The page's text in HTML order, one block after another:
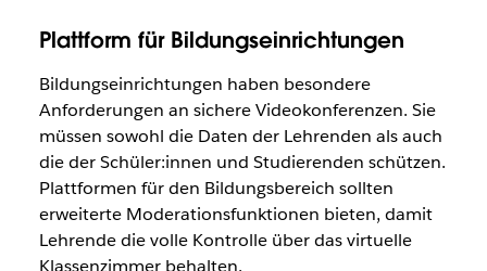
Plattform für Bildungseinrichtungen
Bildungseinrichtungen haben besondere
Anforderungen an sichere Videokonferenzen. Sie
müssen sowohl die Daten der Lehrenden als auch
die der Schüler:innen und Studierenden schützen.
Plattformen für den Bildungsbereich sollten
erweiterte Moderationsfunktionen bieten, damit
Lehrende die volle Kontrolle über das virtuelle